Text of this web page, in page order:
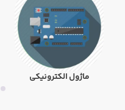
ماژول الکترونیکی